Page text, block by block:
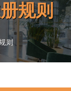
规则
则